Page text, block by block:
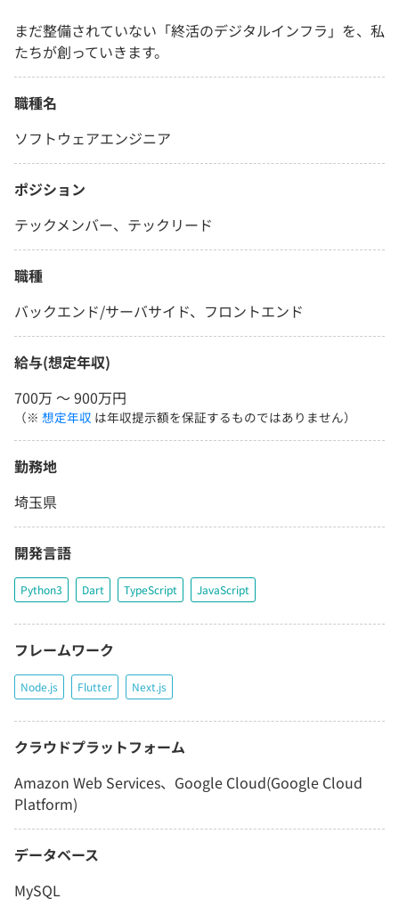
まだ整備されていない「終活のデジタルインフラ」を、私
たちが創っていきます。
職種名
ソフトウェアエンジニア
ポジション
テックメンバー、テックリード
職種
バックエンド/サーバサイド、フロントエンド
給与(想定年収)
700万 〜 900万円
（※ 想定年収 は年収提示額を保証するものではありません）
勤務地
埼玉県
開発言語
Python3 Dart TypeScript JavaScript
フレームワーク
Node.js Flutter Next.js
クラウドプラットフォーム
Amazon Web Services、Google Cloud(Google Cloud
Platform)
データベース
MySQL